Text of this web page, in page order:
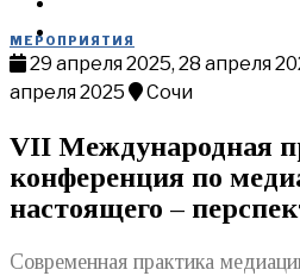
КУПИТЬ
МЕРОПРИЯТИЯ
29 апреля 2025, 28 апреля
апреля 2025
Сочи
VII Международная
конференция по
настоящего –
Современная практика